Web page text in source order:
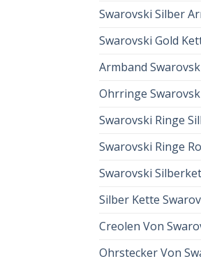
Swarovski Silber
Swarovski Gold
Armband
Ohrringe
Swarovski Ringe
Swarovski Ringe
Swarovski
Silber Kette
Creolen Von
Ohrstecker Von